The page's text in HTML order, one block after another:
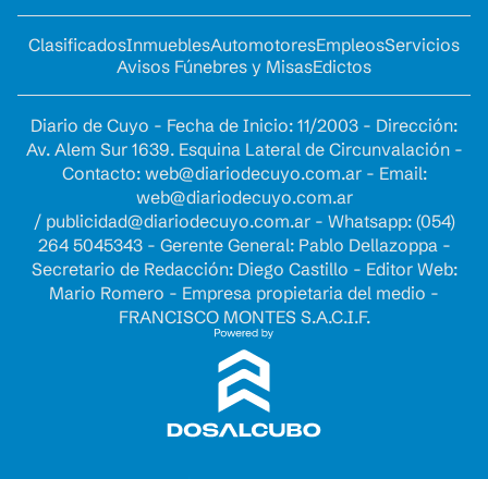
ClasificadosInmueblesAutomotoresEmpleosServicios
Avisos Fúnebres y MisasEdictos
Diario de Cuyo - Fecha de Inicio: 11/2003 - Dirección:
Av. Alem Sur 1639. Esquina Lateral de Circunvalación -
Contacto: web@diariodecuyo.com.ar- Email:
web@diariodecuyo.com.ar
/ publicidad@diariodecuyo.com.ar- Whatsapp: (054)
264 5045343 - Gerente General: Pablo Dellazoppa -
Secretario de Redacción: Diego Castillo - Editor Web:
Mario Romero - Empresa propietaria del medio -
FRANCISCO MONTES S.A.C.I.F.